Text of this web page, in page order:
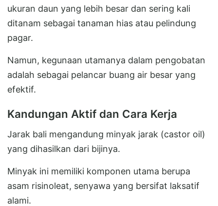
ukuran daun yang lebih besar dan sering kali
ditanam sebagai tanaman hias atau pelindung
pagar.
Namun, kegunaan utamanya dalam pengobatan
adalah sebagai pelancar buang air besar yang
efektif.
Kandungan Aktif dan Cara Kerja
Jarak bali mengandung minyak jarak (castor oil)
yang dihasilkan dari bijinya.
Minyak ini memiliki komponen utama berupa
asam risinoleat, senyawa yang bersifat laksatif
alami.